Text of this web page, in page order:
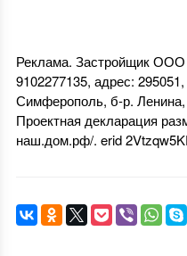
Реклама. Застройщик
9102277135, адрес:
Симферополь, б-р.
Проектная декларация
наш.дом.рф/. erid